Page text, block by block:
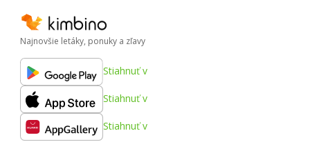
Najnovšie letáky, ponuky a zľavy
Stiahnuť v
Stiahnuť v
Stiahnuť v